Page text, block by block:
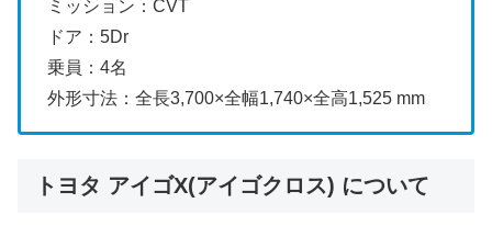
ミッション：CVT
ドア：5Dr
乗員：4名
外形寸法：全長3,700×全幅1,740×全高1,525 mm
トヨタ アイゴX(アイゴクロス) について